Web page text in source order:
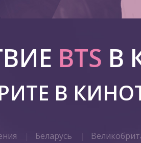
BTS В
В
Беларусь